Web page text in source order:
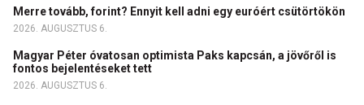
Merre tovább, forint? Ennyit kell adni egy euróért csütörtökön
2026. AUGUSZTUS 6.
Magyar Péter óvatosan optimista Paks kapcsán, a jövőről is
fontos bejelentéseket tett
2026. AUGUSZTUS 6.